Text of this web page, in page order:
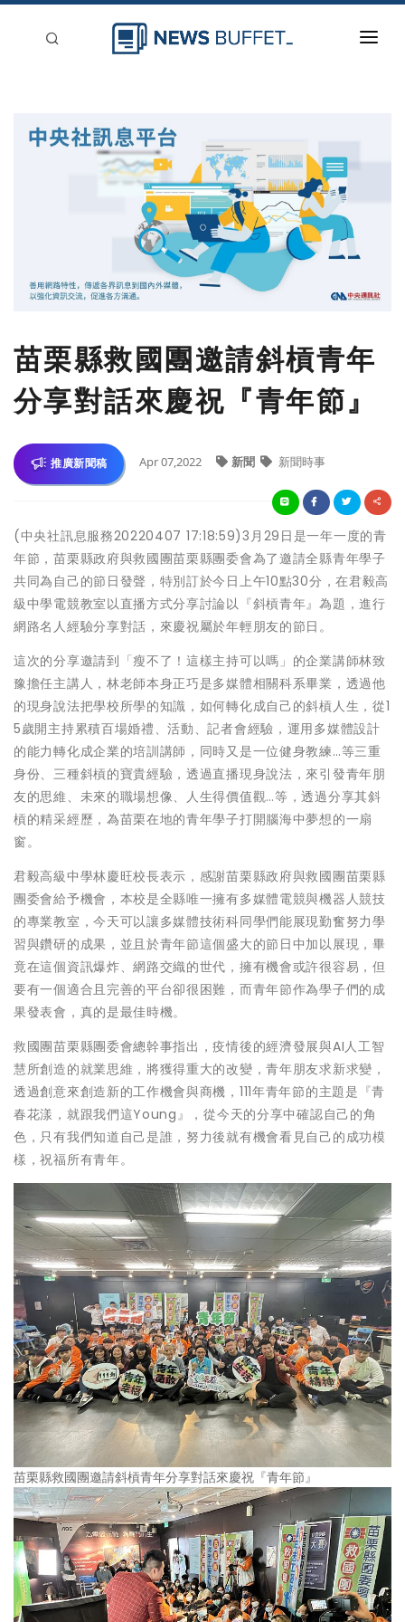
苗栗縣救國團邀請斜槓青年
分享對話來慶祝『青年節』
推廣新聞稿 Apr 07,2022 新聞 新聞時事
(中央社訊息服務20220407 17:18:59)3月29日是一年一度的青
年節，苗栗縣政府與救國團苗栗縣團委會為了邀請全縣青年學子
共同為自己的節日發聲，特別訂於今日上午10點30分，在君毅高
級中學電競教室以直播方式分享討論以『斜槓青年』為題，進行
網路名人經驗分享對話，來慶祝屬於年輕朋友的節日。
這次的分享邀請到「瘦不了！這樣主持可以嗎」的企業講師林致
豫擔任主講人，林老師本身正巧是多媒體相關科系畢業，透過他
的現身說法把學校所學的知識，如何轉化成自己的斜槓人生，從1
5歲開主持累積百場婚禮、活動、記者會經驗，運用多媒體設計
的能力轉化成企業的培訓講師，同時又是一位健身教練…等三重
身份、三種斜槓的寶貴經驗，透過直播現身說法，來引發青年朋
友的思維、未來的職場想像、人生得價值觀…等，透過分享其斜
槓的精采經歷，為苗栗在地的青年學子打開腦海中夢想的一扇
窗。
君毅高級中學林慶旺校長表示，感謝苗栗縣政府與救國團苗栗縣
團委會給予機會，本校是全縣唯一擁有多媒體電競與機器人競技
的專業教室，今天可以讓多媒體技術科同學們能展現勤奮努力學
習與鑽研的成果，並且於青年節這個盛大的節日中加以展現，畢
竟在這個資訊爆炸、網路交織的世代，擁有機會或許很容易，但
要有一個適合且完善的平台卻很困難，而青年節作為學子們的成
果發表會，真的是最佳時機。
救國團苗栗縣團委會總幹事指出，疫情後的經濟發展與AI人工智
慧所創造的就業思維，將獲得重大的改變，青年朋友求新求變，
透過創意來創造新的工作機會與商機，111年青年節的主題是『青
春花漾，就跟我們這Young』，從今天的分享中確認自己的角
色，只有我們知道自己是誰，努力後就有機會看見自己的成功模
樣，祝福所有青年。
苗栗縣救國團邀請斜槓青年分享對話來慶祝『青年節』